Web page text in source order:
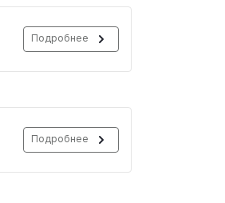
Подробнее
Подробнее